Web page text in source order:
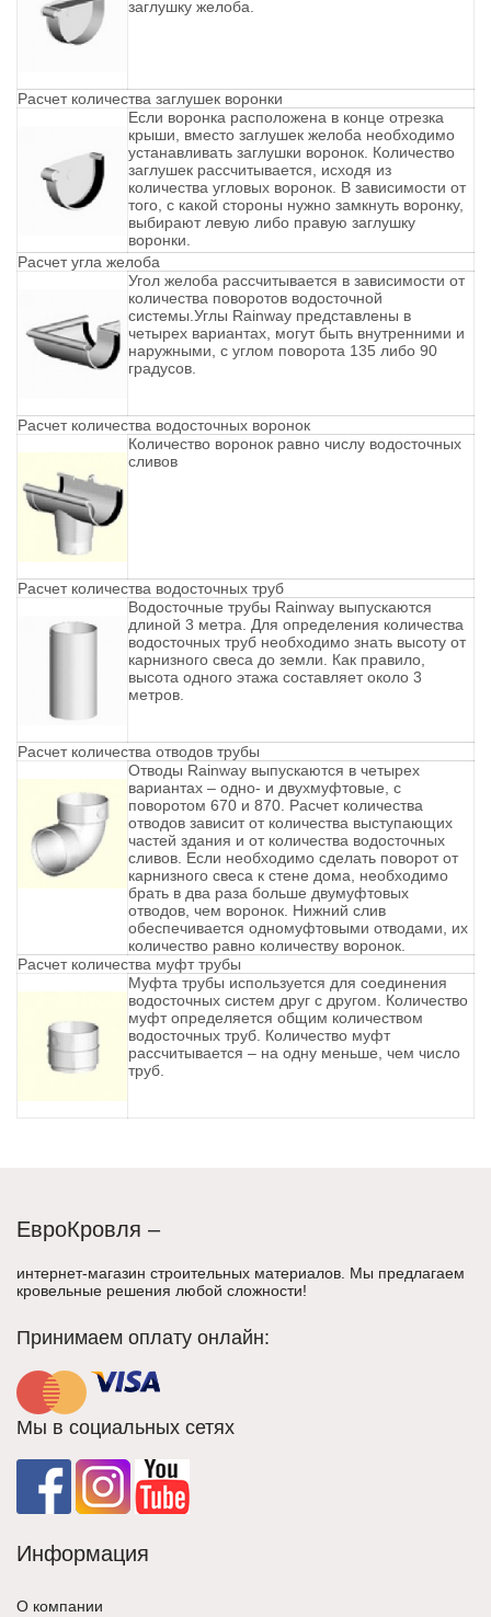
заглушку желоба.
Расчет количества заглушек воронки
Если воронка расположена в конце отрезка
крыши, вместо заглушек желоба необходимо
устанавливать заглушки воронок. Количество
заглушек рассчитывается, исходя из
количества угловых воронок. В зависимости от
того, с какой стороны нужно замкнуть воронку,
выбирают левую либо правую заглушку
воронки.
Расчет угла желоба
Угол желоба рассчитывается в зависимости от
количества поворотов водосточной
системы.Углы Rainway представлены в
четырех вариантах, могут быть внутренними и
наружными, с углом поворота 135 либо 90
градусов.
Расчет количества водосточных воронок
Количество воронок равно числу водосточных
сливов
Расчет количества водосточных труб
Водосточные трубы Rainway выпускаются
длиной 3 метра. Для определения количества
водосточных труб необходимо знать высоту от
карнизного свеса до земли. Как правило,
высота одного этажа составляет около 3
метров.
Расчет количества отводов трубы
Отводы Rainway выпускаются в четырех
вариантах – одно- и двухмуфтовые, с
поворотом 670 и 870. Расчет количества
отводов зависит от количества выступающих
частей здания и от количества водосточных
сливов. Если необходимо сделать поворот от
карнизного свеса к стене дома, необходимо
брать в два раза больше двумуфтовых
отводов, чем воронок. Нижний слив
обеспечивается одномуфтовыми отводами, их
количество равно количеству воронок.
Расчет количества муфт трубы
Муфта трубы используется для соединения
водосточных систем друг с другом. Количество
муфт определяется общим количеством
водосточных труб. Количество муфт
рассчитывается – на одну меньше, чем число
труб.
ЕвроКровля –
интернет-магазин строительных материалов. Мы предлагаем
кровельные решения любой сложности!
Принимаем оплату онлайн:
Мы в социальных сетях
Информация
О компании